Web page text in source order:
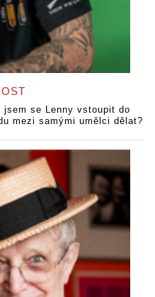
jsem se Lenny vstoupit do
mezi samými umělci dělat?